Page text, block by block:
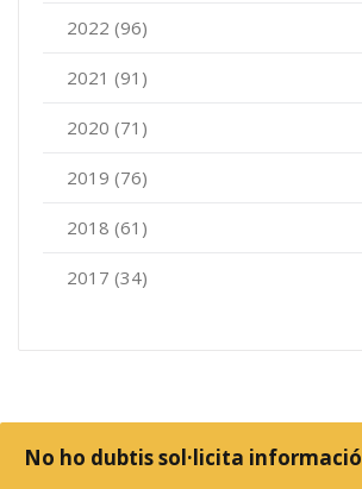
2022 (96)
2021 (91)
2020 (71)
2019 (76)
2018 (61)
2017 (34)
No ho dubtis sol·licita informació